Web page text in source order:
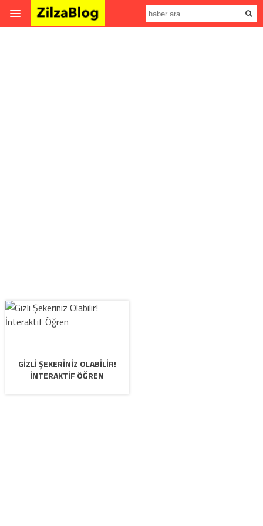
GIZLI ŞEKERINIZ OLABILIR!
İNTERAKTIF ÖĞREN